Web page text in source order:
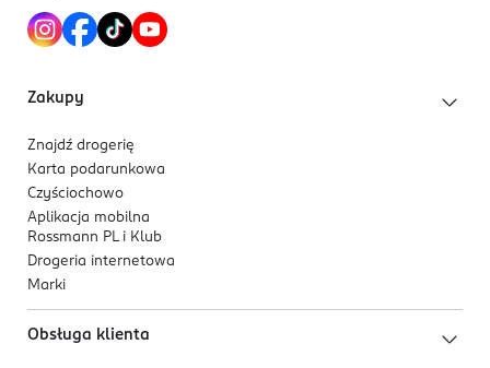
Zakupy
Znajdź drogerię
Karta podarunkowa
Czyściochowo
Aplikacja mobilna
Rossmann PL i Klub
Drogeria internetowa
Marki
Obsługa klienta